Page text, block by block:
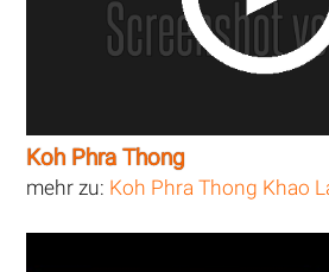
Koh Phra Thong
mehr zu: Koh Phra Thong Khao